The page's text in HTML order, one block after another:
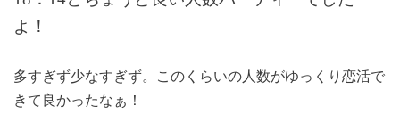
よ！
多すぎず少なすぎず。このくらいの人数がゆっくり恋活で
きて良かったなぁ！